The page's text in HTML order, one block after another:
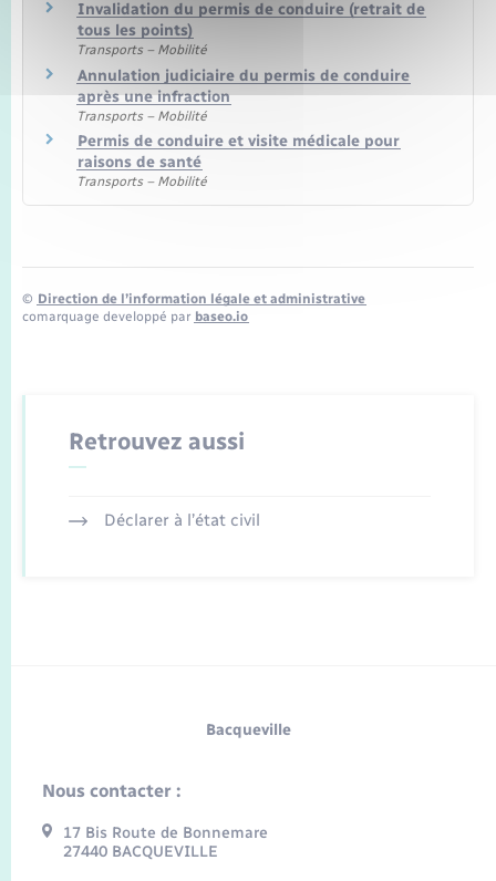
Invalidation du permis de conduire (retrait de
tous les points)
Transports – Mobilité
Annulation judiciaire du permis de conduire
après une infraction
Transports – Mobilité
Permis de conduire et visite médicale pour
raisons de santé
Transports – Mobilité
© Direction de l’information légale et administrative
comarquage developpé par baseo.io
Retrouvez aussi
Déclarer à l’état civil
Bacqueville
Nous contacter :
17 Bis Route de Bonnemare
27440 BACQUEVILLE